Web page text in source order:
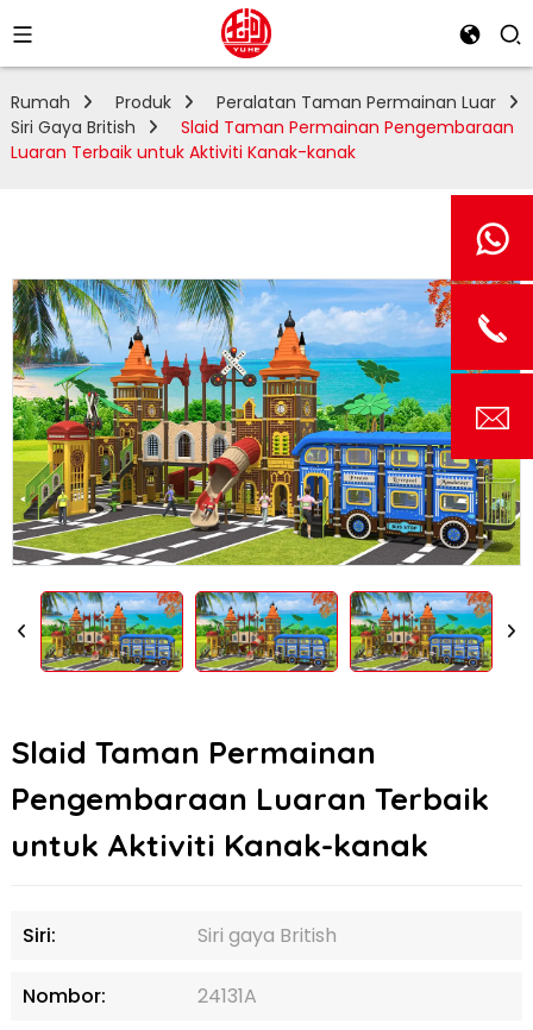
Rumah Produk
Peralatan Taman Permainan Luar
Siri Gaya British
Slaid Taman Permainan Pengembaraan
Luaran Terbaik untuk Aktiviti Kanak-kanak
Slaid Taman Permainan
Pengembaraan Luaran Terbaik
untuk Aktiviti Kanak-kanak
Siri: Siri gaya British
Nombor: 24131A